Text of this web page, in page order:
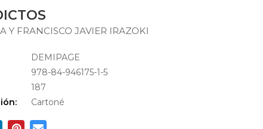
Y FRANCISCO JAVIER IRAZOKI
DEMIPAGE
978-84-946175-1-5
187
Cartoné